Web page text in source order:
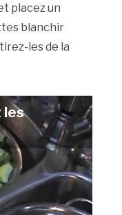
placez un
blanchir
les de la
les